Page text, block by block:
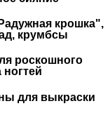
крошка",
крумбсы
роскошного
ногтей
для выкраски